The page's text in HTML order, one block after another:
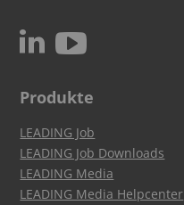
N c
Produkte
LEADING Job
LEADING Job Downloads
LEADING Media
LEADING Media Helpcenter